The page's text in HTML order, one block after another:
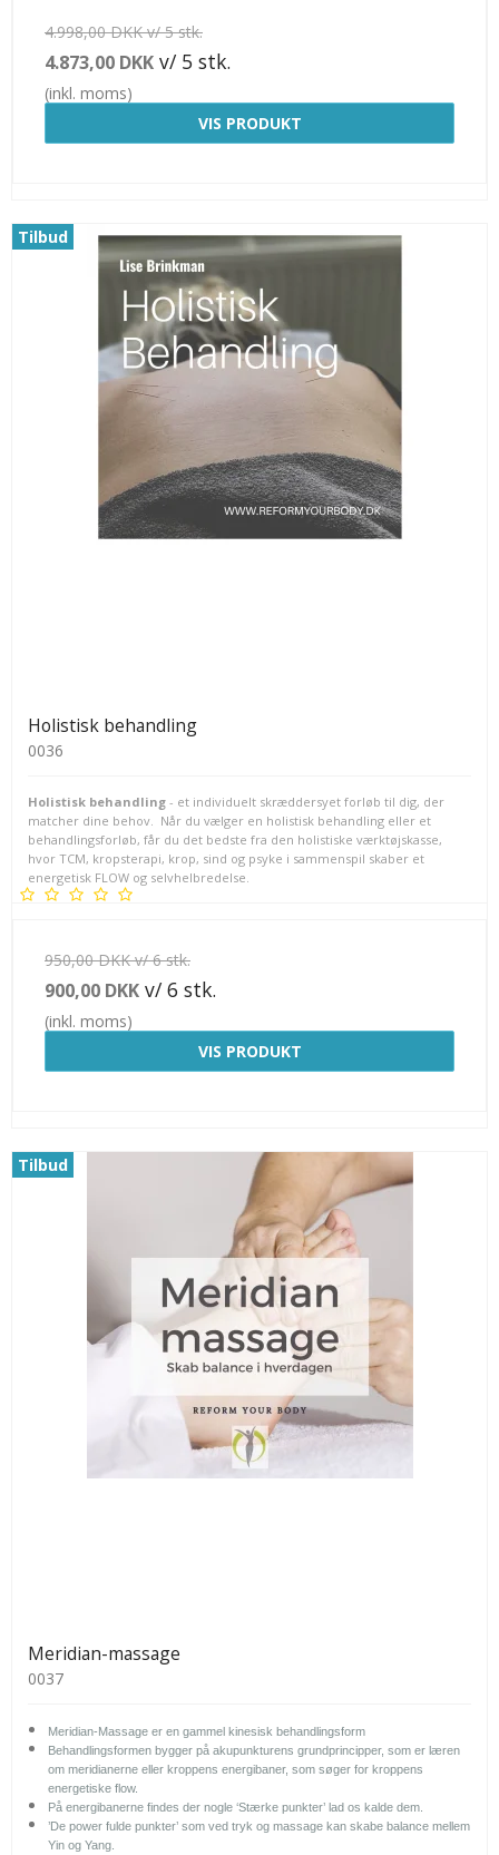
4.998,00 DKK v/ 5 stk.
4.873,00 DKK v/ 5 stk.
(inkl. moms)
VIS PRODUKT
Tilbud
Holistisk behandling
0036
Holistisk behandling - et individuelt skræddersyet forløb til dig, der
matcher dine behov. Når du vælger en holistisk behandling eller et
behandlingsforløb, får du det bedste fra den holistiske værktøjskasse,
hvor TCM, kropsterapi, krop, sind og psyke i sammenspil skaber et
energetisk FLOW og selvhelbredelse.
950,00 DKK v/ 6 stk.
900,00 DKK v/ 6 stk.
(inkl. moms)
VIS PRODUKT
Tilbud
Meridian-massage
0037
Meridian-Massage er en gammel kinesisk behandlingsform
Behandlingsformen bygger på akupunkturens grundprincipper, som er læren
om meridianerne eller kroppens energibaner, som søger for kroppens
energetiske flow.
På energibanerne findes der nogle ‘Stærke punkter’ lad os kalde dem.
’De power fulde punkter’ som ved tryk og massage kan skabe balance mellem
Yin og Yang.